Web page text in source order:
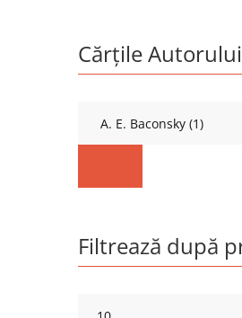
Cărțile Autorului
Filtrează după